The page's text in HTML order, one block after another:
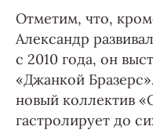
Отметим, что,
Александр
с 2010 года, он
«Джанкой
новый коллектив
гастролирует до